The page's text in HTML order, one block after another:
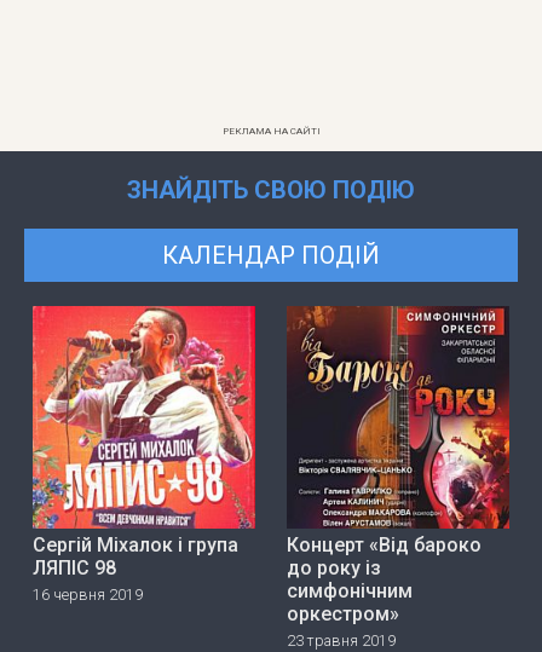
РЕКЛАМА НА САЙТІ
ЗНАЙДІТЬ СВОЮ ПОДІЮ
КАЛЕНДАР ПОДІЙ
Сергій Міхалок і група
ЛЯПІС 98
16 червня 2019
Концерт «Від бароко
до року із
симфонічним
оркестром»
23 травня 2019